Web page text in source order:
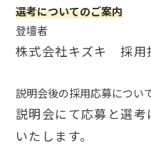
選考についてのご案内
登壇者
株式会社キズキ 採用
説明会後の採用応募につい
説明会にて応募と選
いたします。